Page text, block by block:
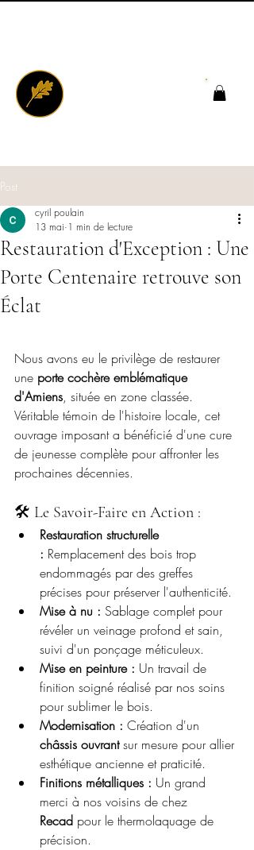
Post
Restauration d'Exception : Une
Porte Centenaire retrouve son
Éclat
cyril poulain
13 mai 1 min de lecture
Nous avons eu le privilège de restaurer
une porte cochère emblématique
d'Amiens, située en zone classée.
Véritable témoin de l'histoire locale, cet
ouvrage imposant a bénéficié d'une cure
de jeunesse complète pour affronter les
prochaines décennies.
🛠️ Le Savoir-Faire en Action :
Restauration structurelle
: Remplacement des bois trop
endommagés par des greffes
précises pour préserver l'authenticité.
Mise à nu : Sablage complet pour
révéler un veinage profond et sain,
suivi d'un ponçage méticuleux.
Mise en peinture : Un travail de
finition soigné réalisé par nos soins
pour sublimer le bois.
Modernisation : Création d'un
châssis ouvrant sur mesure pour allier
esthétique ancienne et praticité.
Finitions métalliques : Un grand
merci à nos voisins de chez
Recad pour le thermolaquage de
précision.